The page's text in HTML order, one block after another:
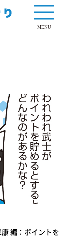
MENU
編：ポイントを